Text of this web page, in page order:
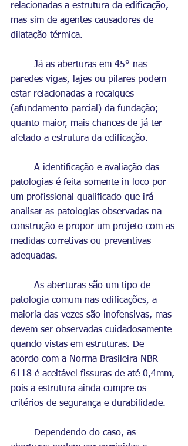
relacionadas a estrutura da edificação,
mas sim de agentes causadores de
dilatação térmica.
paredes vigas, lajes ou pilares podem
estar relacionadas a recalques
(afundamento parcial) da fundação;
quanto maior, mais chances de já ter
afetado a estrutura da edificação.
patologias é feita somente in loco por
um profissional qualificado que irá
analisar as patologias observadas na
construção e propor um projeto com as
medidas corretivas ou preventivas
adequadas.
patologia comum nas edificações, a
maioria das vezes são inofensivas, mas
devem ser observadas cuidadosamente
quando vistas em estruturas. De
acordo com a Norma Brasileira NBR
6118 é aceitável fissuras de até 0,4mm,
pois a estrutura ainda cumpre os
critérios de segurança e durabilidade.